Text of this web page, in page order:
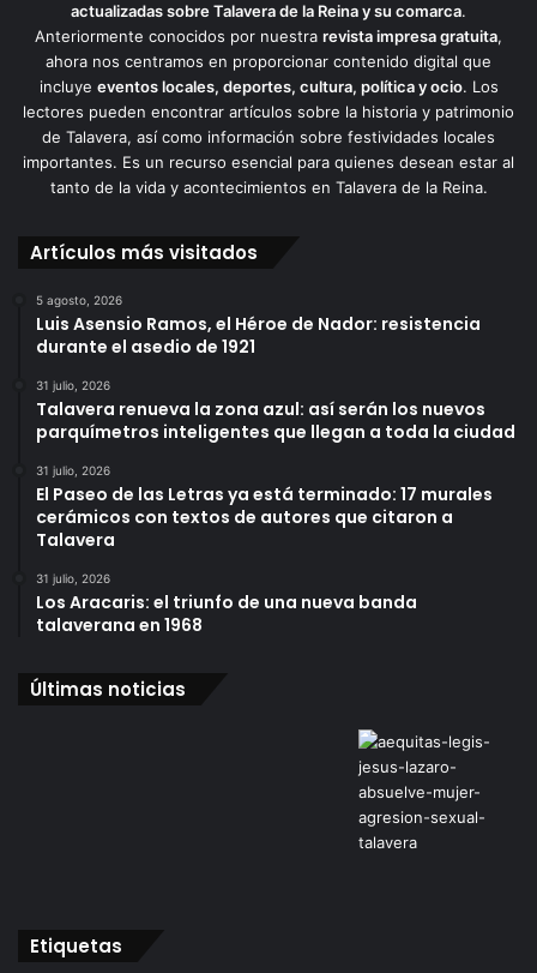
actualizadas sobre Talavera de la Reina y su comarca.
Anteriormente conocidos por nuestra revista impresa gratuita,
ahora nos centramos en proporcionar contenido digital que
incluye eventos locales, deportes, cultura, política y ocio. Los
lectores pueden encontrar artículos sobre la historia y patrimonio
de Talavera, así como información sobre festividades locales
importantes. Es un recurso esencial para quienes desean estar al
tanto de la vida y acontecimientos en Talavera de la Reina.
Artículos más visitados
5 agosto, 2026
Luis Asensio Ramos, el Héroe de Nador: resistencia
durante el asedio de 1921
31 julio, 2026
Talavera renueva la zona azul: así serán los nuevos
parquímetros inteligentes que llegan a toda la ciudad
31 julio, 2026
El Paseo de las Letras ya está terminado: 17 murales
cerámicos con textos de autores que citaron a
Talavera
31 julio, 2026
Los Aracaris: el triunfo de una nueva banda
talaverana en 1968
Últimas noticias
Etiquetas